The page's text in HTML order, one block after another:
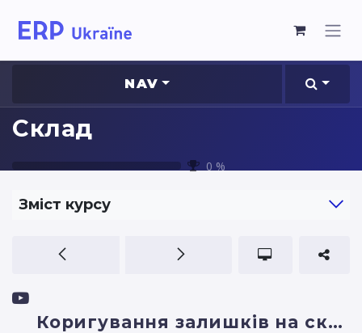
NAV
Склад
0 %
Зміст курсу
Коригування залишків на cкладі